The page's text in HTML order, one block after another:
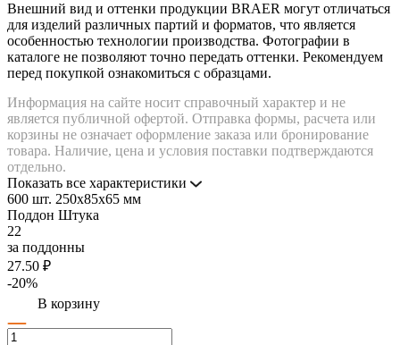
Внешний вид и оттенки продукции BRAER могут отличаться
для изделий различных партий и форматов, что является
особенностью технологии производства. Фотографии в
каталоге не позволяют точно передать оттенки. Рекомендуем
перед покупкой ознакомиться с образцами.
Информация на сайте носит справочный характер и не
является публичной офертой. Отправка формы, расчета или
корзины не означает оформление заказа или бронирование
товара. Наличие, цена и условия поставки подтверждаются
отдельно.
Показать все характеристики
600 шт. 250x85x65 мм
Поддон Штука
22
за поддонны
27.50 ₽
-20%
В корзину